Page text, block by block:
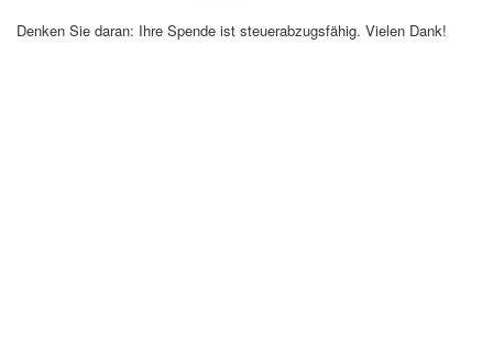
Denken Sie daran: Ihre Spende ist steuerabzugsfähig. Vielen Dank!